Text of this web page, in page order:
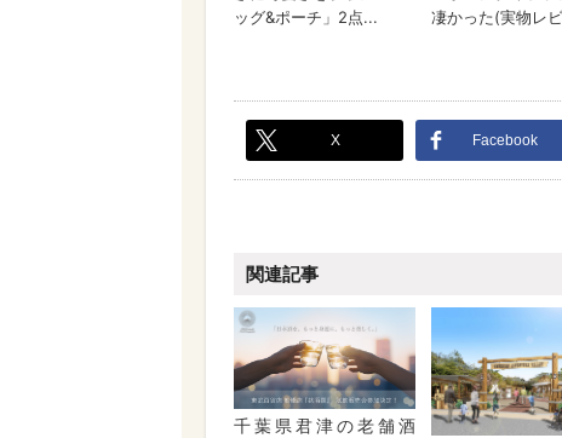
X Facebook
関連記事
千葉県君津の老舗酒